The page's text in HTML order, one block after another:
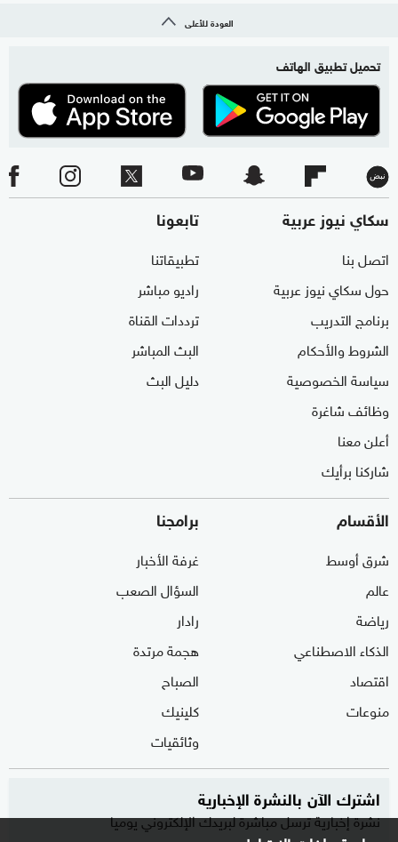
العودة للأعلى
تحميل تطبيق الهاتف
سكاي نيوز عربية
اتصل بنا
حول سكاي نيوز عربية
برنامج التدريب
الشروط والأحكام
سياسة الخصوصية
وظائف شاغرة
أعلن معنا
شاركنا برأيك
تابعونا
تطبيقاتنا
راديو مباشر
ترددات القناة
البث المباشر
دليل البث
الأقسام
شرق أوسط
عالم
رياضة
الذكاء الاصطناعي
اقتصاد
منوعات
برامجنا
غرفة الأخبار
السؤال الصعب
رادار
هجمة مرتدة
الصباح
كلينيك
وثائقيات
اشترك الآن بالنشرة الإخبارية
نشرة إخبارية ترسل مباشرة لبريدك الإلكتروني يوميا